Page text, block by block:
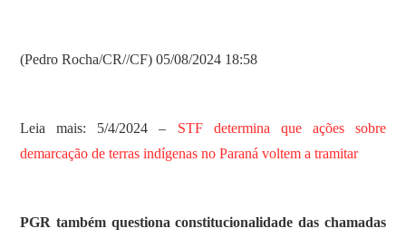
(Pedro Rocha/CR//CF) 05/08/2024 18:58
Leia mais: 5/4/2024 – STF determina que ações sobre
demarcação de terras indígenas no Paraná voltem a tramitar
PGR também questiona constitucionalidade das chamadas